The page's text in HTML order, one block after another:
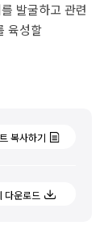
발굴하고 관련
육성할
복사하기
다운로드